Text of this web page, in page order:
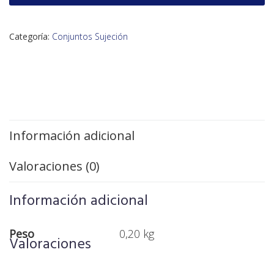
Categoría: Conjuntos Sujeción
Información adicional
Valoraciones (0)
Información adicional
Peso 0,20 kg
Valoraciones